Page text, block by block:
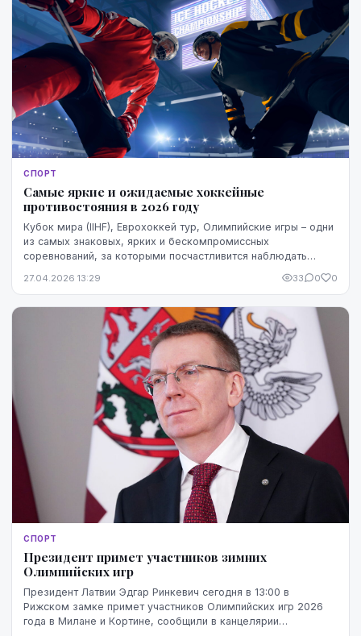
СПОРТ
Самые яркие и ожидаемые хоккейные
противостояния в 2026 году
Кубок мира (IIHF), Еврохоккей тур, Олимпийские игры – одни
из самых знаковых, ярких и бескомпромиссных
соревнований, за которыми посчастливится наблюдать
27.04.2026 13:29 33 0 0
СПОРТ
Президент примет участников зимних
Олимпийских игр
Президент Латвии Эдгар Ринкевич сегодня в 13:00 в
Рижском замке примет участников Олимпийских игр 2026
года в Милане и Кортине, сообщили в канцелярии